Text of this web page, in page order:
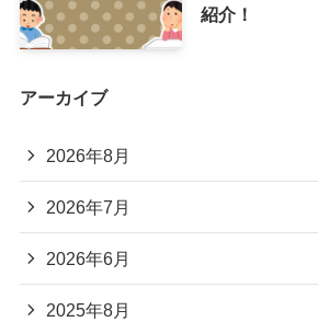
紹介！
アーカイブ
2026年8月
2026年7月
2026年6月
2025年8月